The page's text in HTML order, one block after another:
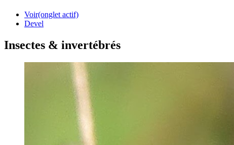
Voir(onglet actif)
Devel
Insectes & invertébrés